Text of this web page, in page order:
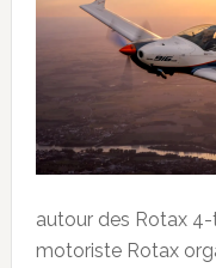
autour des Rotax
motoriste Rotax